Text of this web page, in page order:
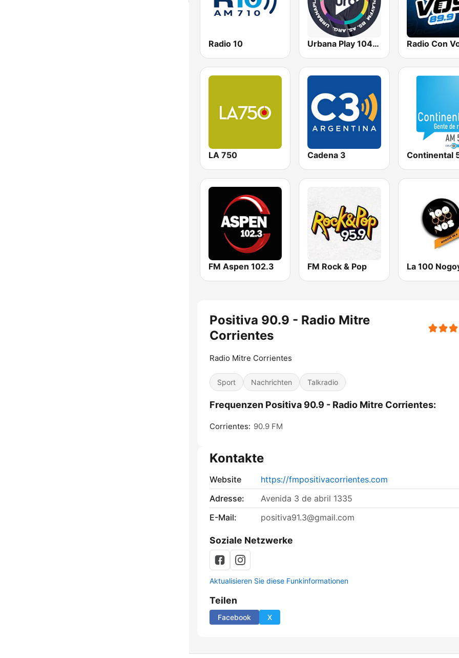
Radio 10 Urbana Play 104.3 FM
LA 750 Cadena 3
FM Aspen 102.3 FM Rock & Pop La 100
Positiva 90.9 - Radio Mitre
Corrientes
Radio Mitre Corrientes
Sport Nachrichten Talkradio
Frequenzen Positiva 90.9 - Radio Mitre Corrientes:
Corrientes: 90.9 FM
Kontakte
Website
https://fmpositivacorrientes.com
Adresse:
Avenida 3 de abril 1335
E-Mail:
positiva91.3@gmail.com
Soziale Netzwerke
Aktualisieren Sie diese Funkinformationen
Teilen
Facebook X